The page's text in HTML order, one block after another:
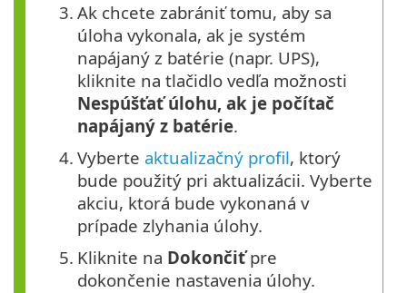
3. Ak chcete zabrániť tomu, aby sa
úloha vykonala, ak je systém
napájaný z batérie (napr. UPS),
kliknite na tlačidlo vedľa možnosti
Nespúšťať úlohu, ak je počítač
napájaný z batérie.
4. Vyberte aktualizačný profil, ktorý
bude použitý pri aktualizácii. Vyberte
akciu, ktorá bude vykonaná v
prípade zlyhania úlohy.
5. Kliknite na Dokončiťpre
dokončenie nastavenia úlohy.